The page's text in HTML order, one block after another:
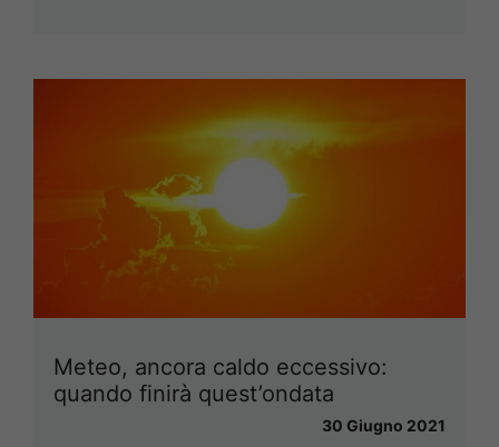
Meteo, ancora caldo eccessivo:
quando finirà quest’ondata
30 Giugno 2021